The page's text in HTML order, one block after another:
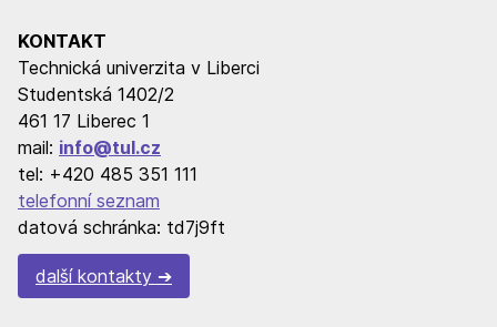
KONTAKT
Technická univerzita v Liberci
Studentská 1402/2
461 17 Liberec 1
mail: info@tul.cz
tel: +420 485 351 111
telefonní seznam
datová schránka: td7j9ft
další kontakty